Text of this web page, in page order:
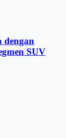
dengan
SUV